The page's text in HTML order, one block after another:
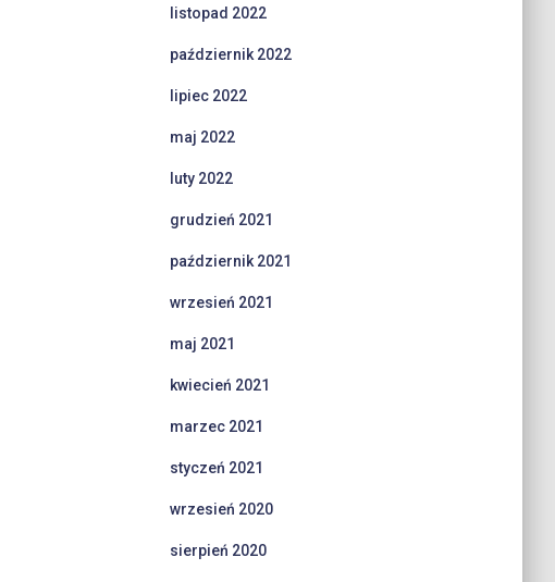
listopad 2022
październik 2022
lipiec 2022
maj 2022
luty 2022
grudzień 2021
październik 2021
wrzesień 2021
maj 2021
kwiecień 2021
marzec 2021
styczeń 2021
wrzesień 2020
sierpień 2020